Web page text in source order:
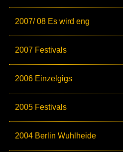
2007/ 08 Es wird eng
2007 Festivals
2006 Einzelgigs
2005 Festivals
2004 Berlin Wuhlheide